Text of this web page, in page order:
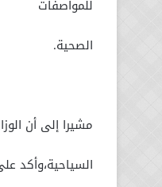
للمواصفات
الصحية.
مشيرا إلى أن
السياحية،وأكد